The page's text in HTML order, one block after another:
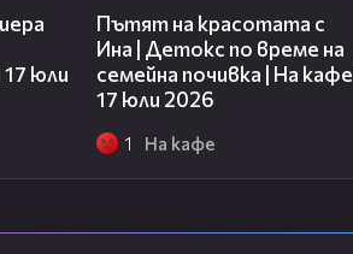
юли
Пътят на красотата с
Ина | Детокс по време на
семейна почивка | На кафе |
17 юли 2026
1 На кафе